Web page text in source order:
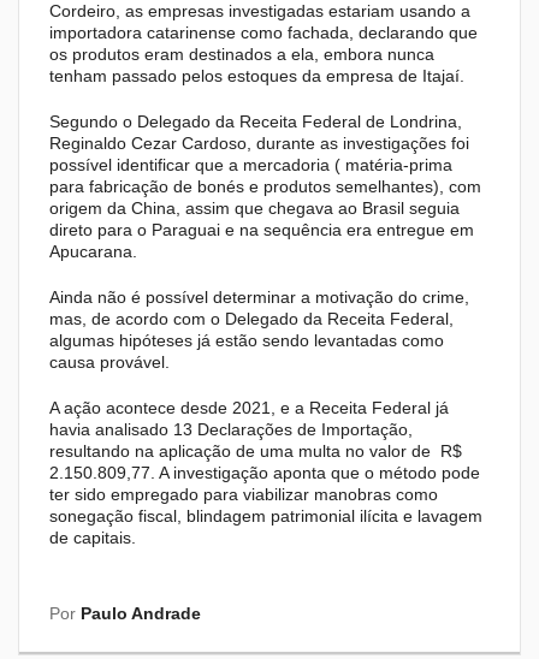
Cordeiro, as empresas investigadas estariam usando a
importadora catarinense como fachada, declarando que
os produtos eram destinados a ela, embora nunca
tenham passado pelos estoques da empresa de Itajaí.
Segundo o Delegado da Receita Federal de Londrina,
Reginaldo Cezar Cardoso, durante as investigações foi
possível identificar que a mercadoria ( matéria-prima
para fabricação de bonés e produtos semelhantes), com
origem da China, assim que chegava ao Brasil seguia
direto para o Paraguai e na sequência era entregue em
Apucarana.
Ainda não é possível determinar a motivação do crime,
mas, de acordo com o Delegado da Receita Federal,
algumas hipóteses já estão sendo levantadas como
causa provável.
A ação acontece desde 2021, e a Receita Federal já
havia analisado 13 Declarações de Importação,
resultando na aplicação de uma multa no valor de R$
2.150.809,77. A investigação aponta que o método pode
ter sido empregado para viabilizar manobras como
sonegação fiscal, blindagem patrimonial ilícita e lavagem
de capitais.
Por Paulo Andrade